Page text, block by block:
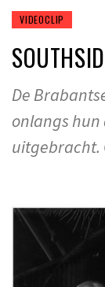
VIDEOCLIP
De
onlangs hun
uitgebracht.